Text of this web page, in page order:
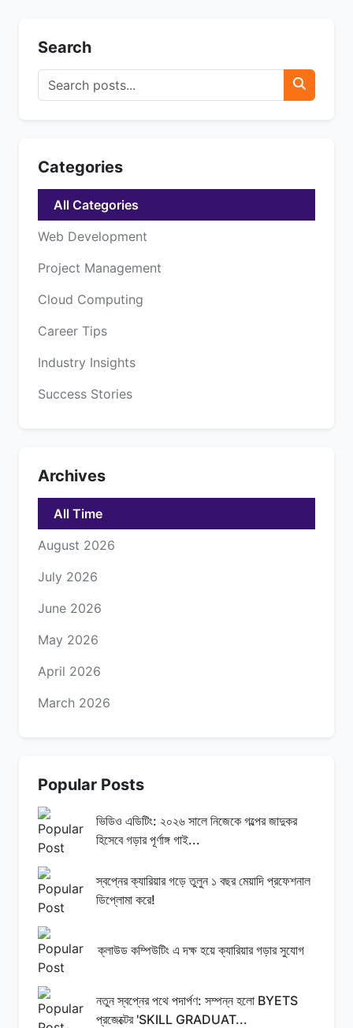
Search
Categories
All Categories
Web Development
Project Management
Cloud Computing
Career Tips
Industry Insights
Success Stories
Archives
All Time
August 2026
July 2026
June 2026
May 2026
April 2026
March 2026
Popular Posts
ভিডিও এডিটিং: ২০২৬ সালে নিজেকে গল্পের জাদুকর
হিসেবে গড়ার পূর্ণাঙ্গ গাই...
স্বপ্নের ক্যারিয়ার গড়ে তুলুন ১ বছর মেয়াদি প্রফেশনাল
ডিপ্লোমা করে!
ক্লাউড কম্পিউটিং এ দক্ষ হয়ে ক্যারিয়ার গড়ার সুযোগ
নতুন স্বপ্নের পথে পদার্পণ: সম্পন্ন হলো BYETS
প্রজেক্টের 'SKILL GRADUAT...